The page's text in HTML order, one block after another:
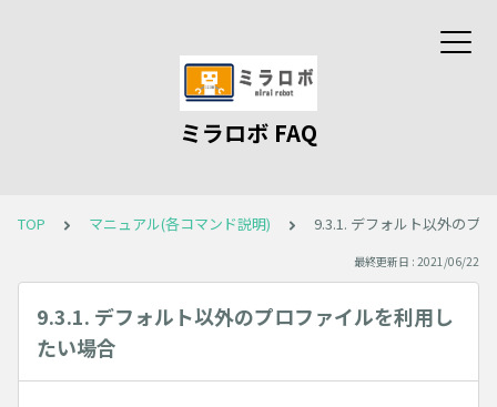
ミラロボ FAQ
TOP マニュアル(各コマンド説明) 9.3.1. デフォルト以外のプ
最終更新日 : 2021/06/22
9.3.1. デフォルト以外のプロファイルを利用し
たい場合